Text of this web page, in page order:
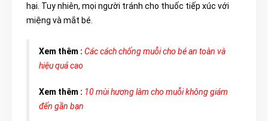
hại. Tuy nhiên, mọi người tránh cho thuốc tiếp xúc với
miệng và mắt bé.
Xem thêm : Các cách chống muỗi cho bé an toàn và
hiệu quả cao
Xem thêm : 10 mùi hương làm cho muỗi không giám
đến gần bạn